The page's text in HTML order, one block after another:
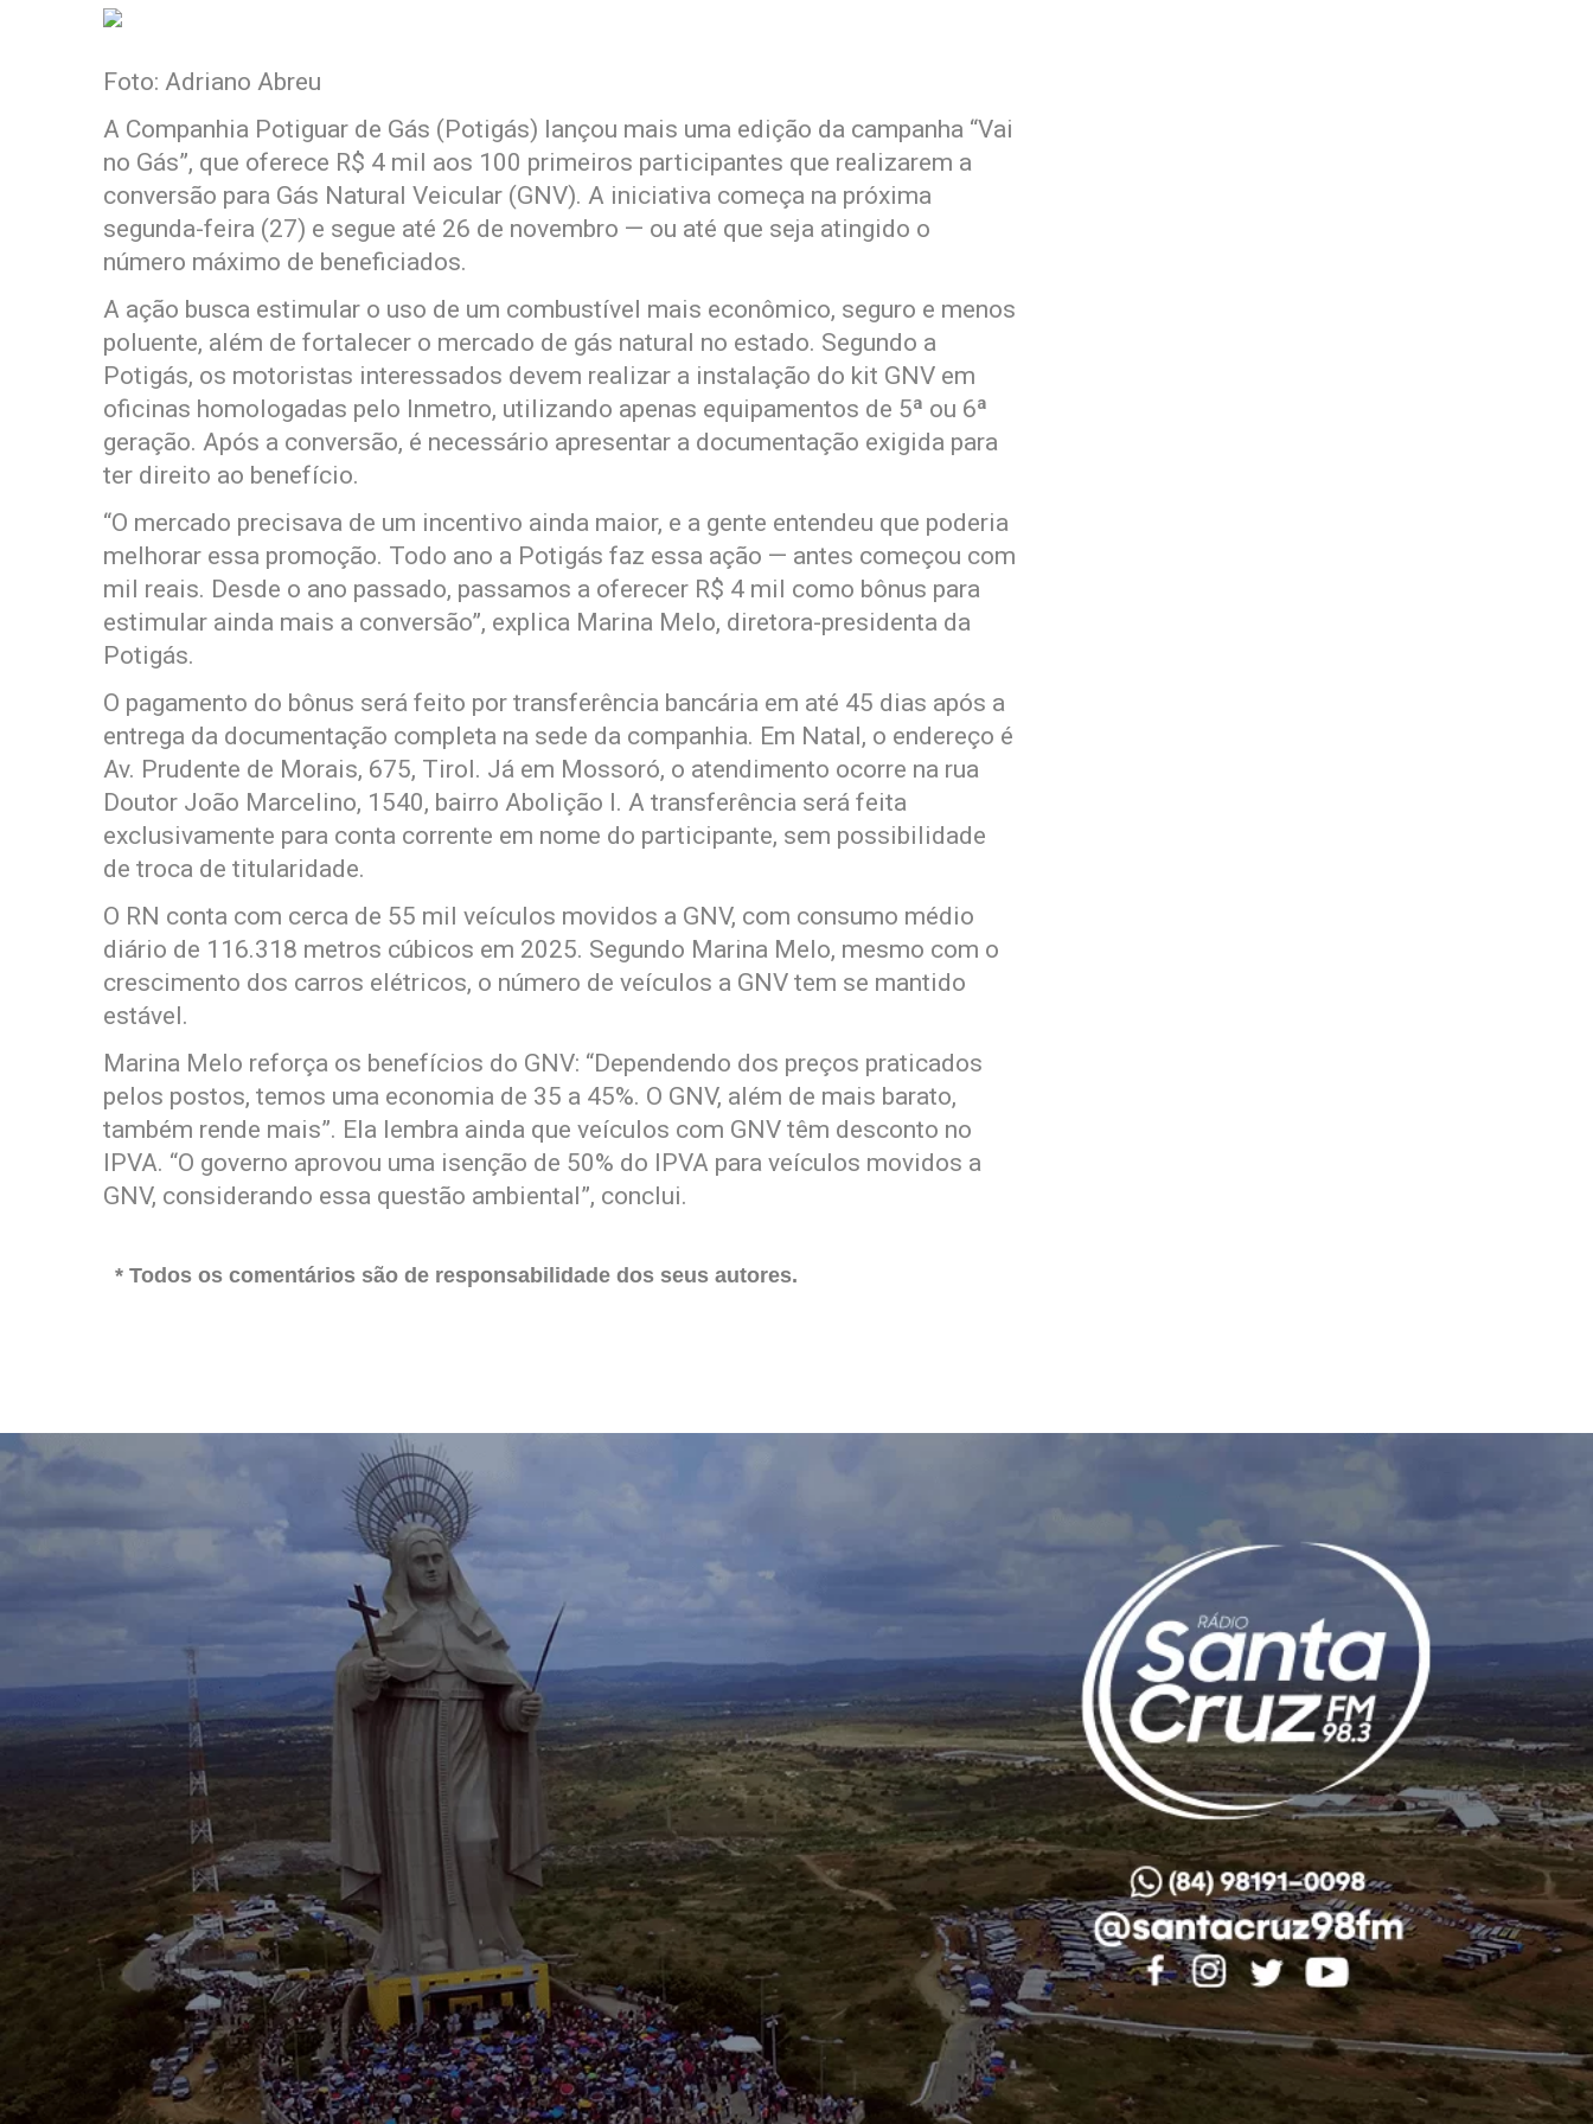
Foto: Adriano Abreu
A Companhia Potiguar de Gás (Potigás) lançou mais uma edição da campanha “Vai
no Gás”, que oferece R$ 4 mil aos 100 primeiros participantes que realizarem a
conversão para Gás Natural Veicular (GNV). A iniciativa começa na próxima
segunda-feira (27) e segue até 26 de novembro — ou até que seja atingido o
número máximo de beneficiados.
A ação busca estimular o uso de um combustível mais econômico, seguro e menos
poluente, além de fortalecer o mercado de gás natural no estado. Segundo a
Potigás, os motoristas interessados devem realizar a instalação do kit GNV em
oficinas homologadas pelo Inmetro, utilizando apenas equipamentos de 5ª ou 6ª
geração. Após a conversão, é necessário apresentar a documentação exigida para
ter direito ao benefício.
“O mercado precisava de um incentivo ainda maior, e a gente entendeu que poderia
melhorar essa promoção. Todo ano a Potigás faz essa ação — antes começou com
mil reais. Desde o ano passado, passamos a oferecer R$ 4 mil como bônus para
estimular ainda mais a conversão”, explica Marina Melo, diretora-presidenta da
Potigás.
O pagamento do bônus será feito por transferência bancária em até 45 dias após a
entrega da documentação completa na sede da companhia. Em Natal, o endereço é
Av. Prudente de Morais, 675, Tirol. Já em Mossoró, o atendimento ocorre na rua
Doutor João Marcelino, 1540, bairro Abolição I. A transferência será feita
exclusivamente para conta corrente em nome do participante, sem possibilidade
de troca de titularidade.
O RN conta com cerca de 55 mil veículos movidos a GNV, com consumo médio
diário de 116.318 metros cúbicos em 2025. Segundo Marina Melo, mesmo com o
crescimento dos carros elétricos, o número de veículos a GNV tem se mantido
estável.
Marina Melo reforça os benefícios do GNV: “Dependendo dos preços praticados
pelos postos, temos uma economia de 35 a 45%. O GNV, além de mais barato,
também rende mais”. Ela lembra ainda que veículos com GNV têm desconto no
IPVA. “O governo aprovou uma isenção de 50% do IPVA para veículos movidos a
GNV, considerando essa questão ambiental”, conclui.
* Todos os comentários são de responsabilidade dos seus autores.